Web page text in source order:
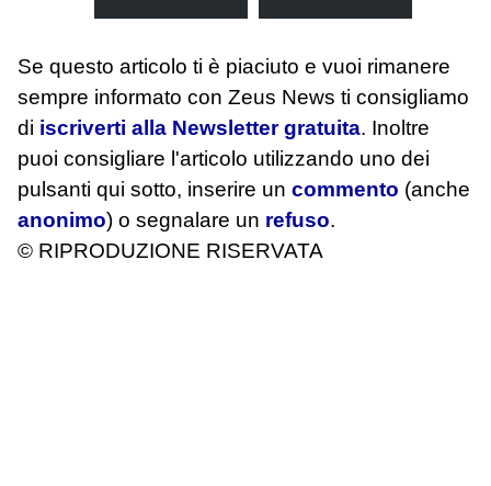
Se questo articolo ti è piaciuto e vuoi rimanere
sempre informato con Zeus News ti consigliamo
di iscriverti alla Newsletter gratuita. Inoltre
puoi consigliare l'articolo utilizzando uno dei
pulsanti qui sotto, inserire un commento (anche
anonimo) o segnalare un refuso.
© RIPRODUZIONE RISERVATA